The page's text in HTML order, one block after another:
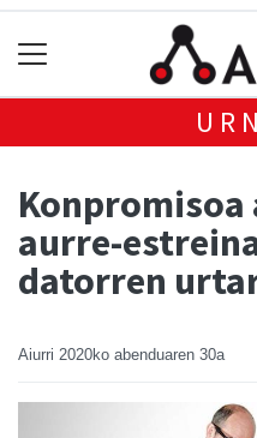
aurre-
datorren
Aiurri 2020ko abenduaren 30a